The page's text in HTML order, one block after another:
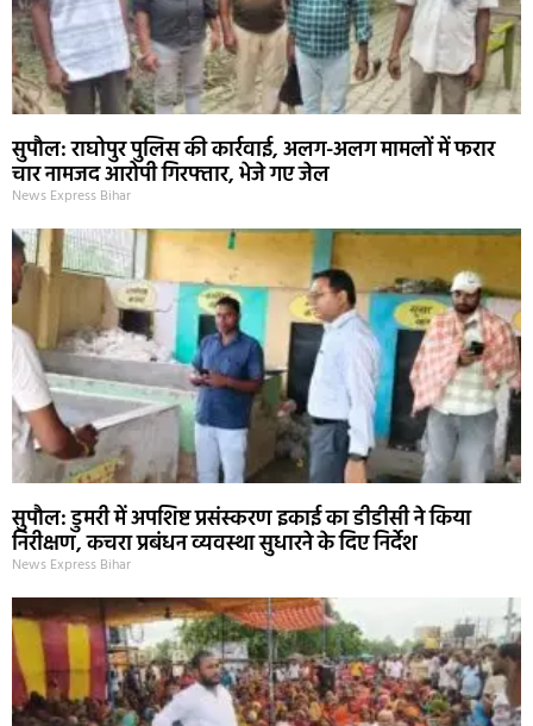
सुपौल: राघोपुर पुलिस की कार्रवाई, अलग-अलग मामलों में फरार
चार नामजद आरोपी गिरफ्तार, भेजे गए जेल
News Express Bihar
सुपौल: डुमरी में अपशिष्ट प्रसंस्करण इकाई का डीडीसी ने किया
निरीक्षण, कचरा प्रबंधन व्यवस्था सुधारने के दिए निर्देश
News Express Bihar